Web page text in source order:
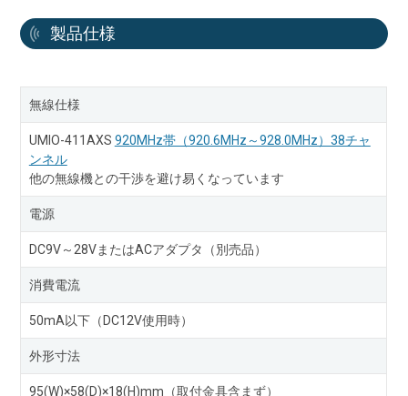
製品仕様
無線仕様
UMIO-411AXS 920MHz帯（920.6MHz～928.0MHz）38チャ
ンネル
他の無線機との干渉を避け易くなっています
電源
DC9V～28VまたはACアダプタ（別売品）
消費電流
50mA以下（DC12V使用時）
外形寸法
95(W)×58(D)×18(H)mm（取付金具含まず）